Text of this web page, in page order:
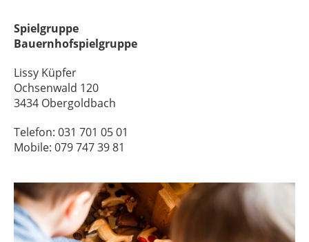
Spielgruppe
Bauernhofspielgruppe
Lissy Küpfer
Ochsenwald 120
3434 Obergoldbach
Telefon: 031 701 05 01
Mobile: 079 747 39 81